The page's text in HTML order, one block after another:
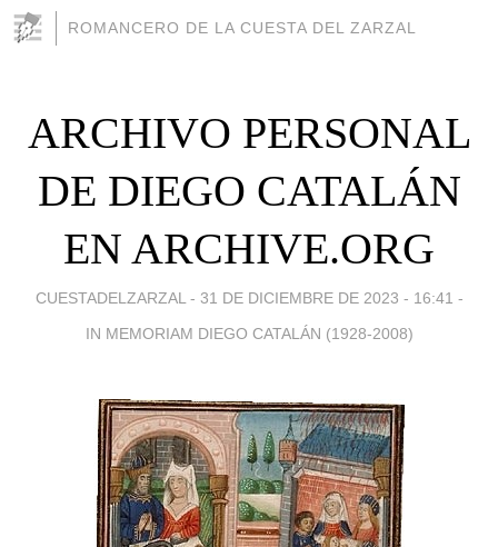
ROMANCERO DE LA CUESTA DEL ZARZAL
ARCHIVO PERSONAL
DE DIEGO CATALÁN
EN ARCHIVE.ORG
CUESTADELZARZAL - 31 DE DICIEMBRE DE 2023 - 16:41 -
IN MEMORIAM DIEGO CATALÁN (1928-2008)